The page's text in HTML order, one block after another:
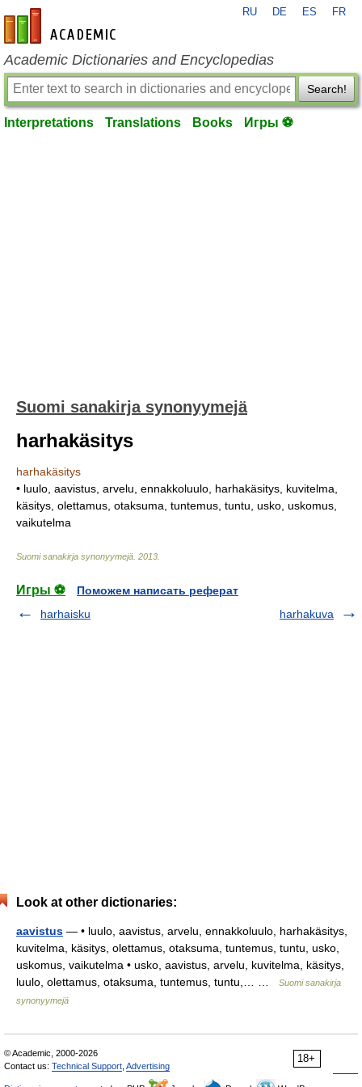
en-academic.com
RU DE ES FR
Academic Dictionaries and Encyclopedias
Search!
Interpretations Translations Books Игры ⚽
Suomi sanakirja synonyymejä
harhakäsitys
harhakäsitys
• luulo, aavistus, arvelu, ennakkoluulo, harhakäsitys, kuvitelma,
käsitys, olettamus, otaksuma, tuntemus, tuntu, usko, uskomus,
vaikutelma
Suomi sanakirja synonyymejä 2013
Игры ⚽
Поможем написать реферат
harhaisku
harhakuva
Look at other dictionaries:
aavistus — • luulo, aavistus, arvelu, ennakkoluulo, harhakäsitys,
kuvitelma, käsitys, olettamus, otaksuma, tuntemus, tuntu, usko,
uskomus, vaikutelma • usko, aavistus, arvelu, kuvitelma, käsitys,
luulo, olettamus, otaksuma, tuntemus, tuntu,… …
Suomi sanakirja
synonyymejä
18+
© Academic, 2000-2026
Contact us: Technical Support Advertising